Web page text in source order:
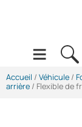
Accueil / Véhicule /
arrière / Flexible de